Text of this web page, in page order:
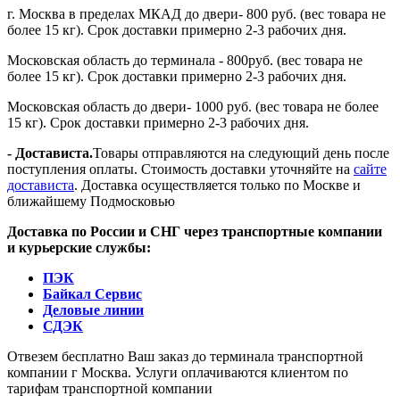
г. Москва в пределах МКАД до двери- 800 руб. (вес товара не
более 15 кг). Срок доставки примерно 2-3 рабочих дня.
Московская область до терминала - 800руб. (вес товара не
более 15 кг). Срок доставки примерно 2-3 рабочих дня.
Московская область до двери- 1000 руб. (вес товара не более
15 кг). Срок доставки примерно 2-3 рабочих дня.
- Достависта.Товары отправляются на следующий день после
поступления оплаты. Стоимость доставки уточняйте на сайте
достависта. Доставка осуществляется только по Москве и
ближайшему Подмосковью
Доставка по России и СНГ через транспортные компании
и курьерские службы:
ПЭК
Байкал Сервис
Деловые линии
СДЭК
Отвезем бесплатно Ваш заказ до терминала транспортной
компании г Москва. Услуги оплачиваются клиентом по
тарифам транспортной компании